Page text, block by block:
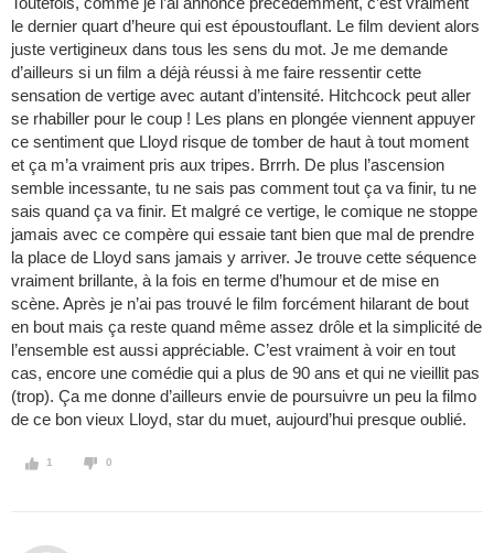
le dernier quart d’heure qui est époustouflant. Le film devient alors
juste vertigineux dans tous les sens du mot. Je me demande
d’ailleurs si un film a déjà réussi à me faire ressentir cette
sensation de vertige avec autant d’intensité. Hitchcock peut aller
se rhabiller pour le coup ! Les plans en plongée viennent appuyer
ce sentiment que Lloyd risque de tomber de haut à tout moment
et ça m’a vraiment pris aux tripes. Brrrh. De plus l’ascension
semble incessante, tu ne sais pas comment tout ça va finir, tu ne
sais quand ça va finir. Et malgré ce vertige, le comique ne stoppe
jamais avec ce compère qui essaie tant bien que mal de prendre
la place de Lloyd sans jamais y arriver. Je trouve cette séquence
vraiment brillante, à la fois en terme d’humour et de mise en
scène. Après je n’ai pas trouvé le film forcément hilarant de bout
en bout mais ça reste quand même assez drôle et la simplicité de
l’ensemble est aussi appréciable. C’est vraiment à voir en tout
cas, encore une comédie qui a plus de 90 ans et qui ne vieillit pas
(trop). Ça me donne d’ailleurs envie de poursuivre un peu la filmo
de ce bon vieux Lloyd, star du muet, aujourd’hui presque oublié.
1 0